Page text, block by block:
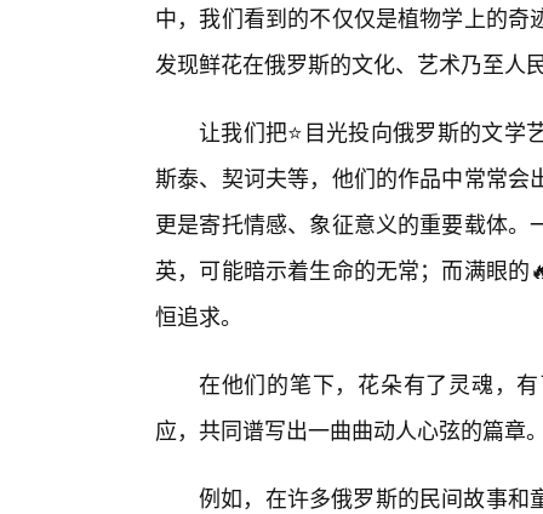
中，我们看到的不仅仅是植物学上的
发现鲜花在俄罗斯的文化、艺术乃至人
让我们把⭐目光投向俄罗斯的文学
斯泰、契诃夫等，他们的作品中常常
更是寄托情感、象征意义的重要载体
英，可能暗示着生命的无常；而满眼
恒追求。
在他们的笔下，花朵有了灵魂，
应，共同谱写出一曲曲动人心弦的篇章
例如，在许多俄罗斯的民间故事和